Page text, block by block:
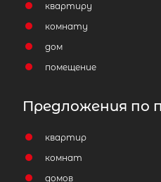
квартиру
комнату
дом
помещение
Предложения по
квартир
комнат
домов